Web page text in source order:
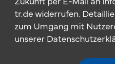
tr.de widerrufen.
zum Umgang mit
unserer